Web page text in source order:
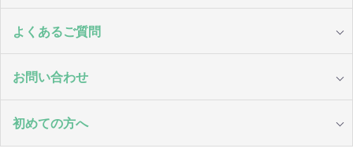
よくあるご質問
お問い合わせ
初めての方へ